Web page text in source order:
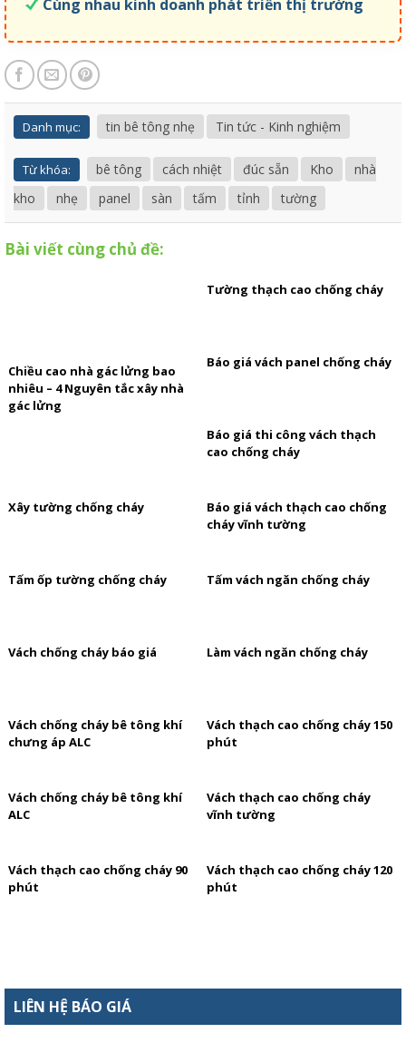
Cùng nhau kinh doanh phát triển thị trường
Danh mục: tin bê tông nhẹ Tin tức - Kinh nghiệm
Từ khóa: bê tông cách nhiệt đúc sẵn Kho
nhà
kho
nhẹ panel sàn tấm tỉnh tường
Bài viết cùng chủ đề:
Chiều cao nhà gác lửng bao
nhiêu – 4 Nguyên tắc xây nhà
gác lửng
Tường thạch cao chống cháy
Báo giá vách panel chống cháy
Báo giá thi công vách thạch
cao chống cháy
Xây tường chống cháy
Báo giá vách thạch cao chống
cháy vĩnh tường
Tấm ốp tường chống cháy Tấm vách ngăn chống cháy
Vách chống cháy báo giá Làm vách ngăn chống cháy
Vách chống cháy bê tông khí
chưng áp ALC
Vách thạch cao chống cháy 150
phút
Vách chống cháy bê tông khí
ALC
Vách thạch cao chống cháy
vĩnh tường
Vách thạch cao chống cháy 90
phút
Vách thạch cao chống cháy 120
phút
LIÊN HỆ BÁO GIÁ